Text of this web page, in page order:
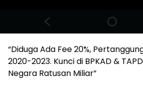
“Diduga Ada Fee 20%,
2020-2023. Kunci di BPKAD &
Negara Ratusan Miliar”